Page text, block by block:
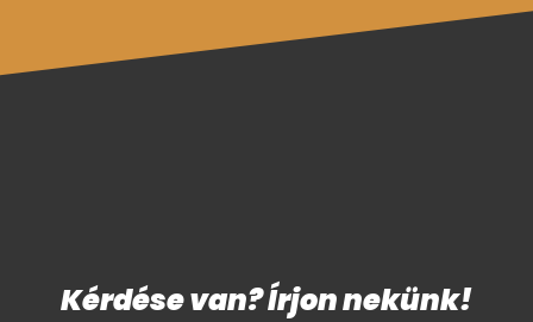
Kérdése van? Írjon nekünk!